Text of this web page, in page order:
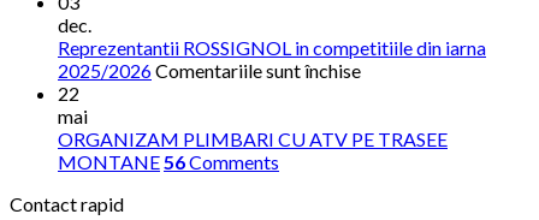
dec.
Reprezentantii ROSSIGNOL in competitiile din iarna
2025/2026Comentariile sunt închisepentru
in
22
mai
ORGANIZAM PLIMBARI CU ATV PE TRASEE
MONTANE56Comments
Contact rapid